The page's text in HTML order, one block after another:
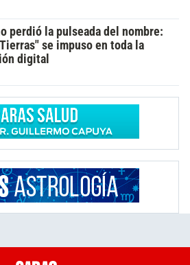
perdió la pulseada del nombre:
se impuso en toda la
digital